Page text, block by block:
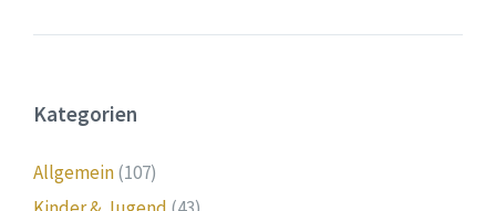
Kategorien
Allgemein(107)